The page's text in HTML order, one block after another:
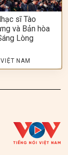
sĩ Tào
và Bản hòa
Lòng
NAM